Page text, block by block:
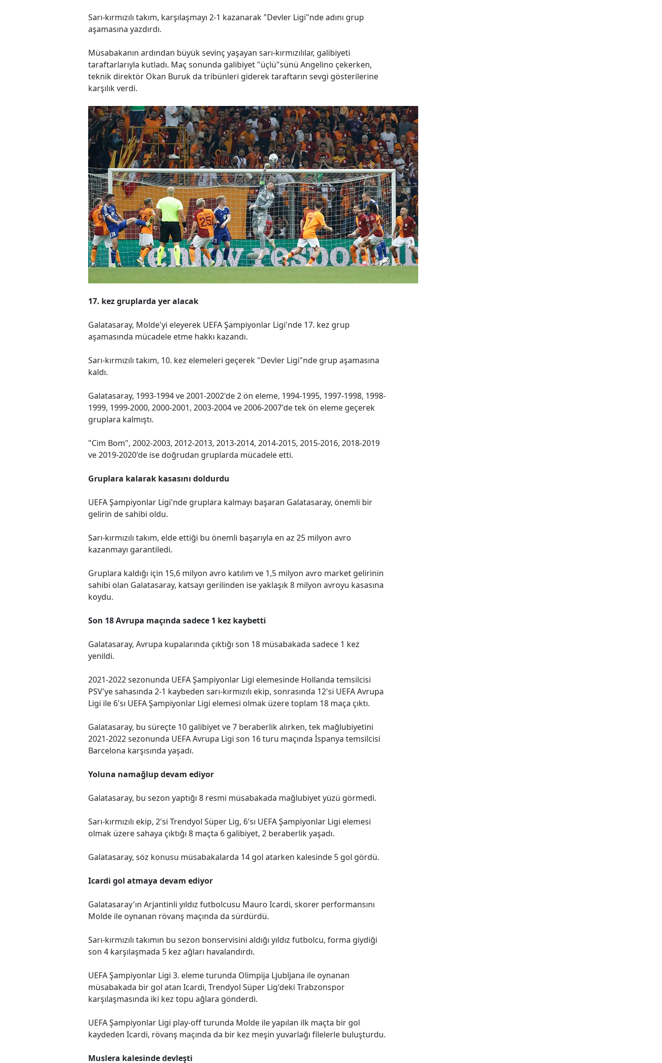
Sarı-kırmızılı takım, karşılaşmayı 2-1 kazanarak "Devler Ligi"nde adını grup
aşamasına yazdırdı.
Müsabakanın ardından büyük sevinç yaşayan sarı-kırmızılılar, galibiyeti
taraftarlarıyla kutladı. Maç sonunda galibiyet "üçlü"sünü Angelino çekerken,
teknik direktör Okan Buruk da tribünleri giderek taraftarın sevgi gösterilerine
karşılık verdi.
17. kez gruplarda yer alacak
Galatasaray, Molde'yi eleyerek UEFA Şampiyonlar Ligi'nde 17. kez grup
aşamasında mücadele etme hakkı kazandı.
Sarı-kırmızılı takım, 10. kez elemeleri geçerek "Devler Ligi"nde grup aşamasına
kaldı.
Galatasaray, 1993-1994 ve 2001-2002'de 2 ön eleme, 1994-1995, 1997-1998, 1998-
1999, 1999-2000, 2000-2001, 2003-2004 ve 2006-2007'de tek ön eleme geçerek
gruplara kalmıştı.
"Cim Bom", 2002-2003, 2012-2013, 2013-2014, 2014-2015, 2015-2016, 2018-2019
ve 2019-2020'de ise doğrudan gruplarda mücadele etti.
Gruplara kalarak kasasını doldurdu
UEFA Şampiyonlar Ligi'nde gruplara kalmayı başaran Galatasaray, önemli bir
gelirin de sahibi oldu.
Sarı-kırmızılı takım, elde ettiği bu önemli başarıyla en az 25 milyon avro
kazanmayı garantiledi.
Gruplara kaldığı için 15,6 milyon avro katılım ve 1,5 milyon avro market gelirinin
sahibi olan Galatasaray, katsayı gerilinden ise yaklaşık 8 milyon avroyu kasasına
koydu.
Son 18 Avrupa maçında sadece 1 kez kaybetti
Galatasaray, Avrupa kupalarında çıktığı son 18 müsabakada sadece 1 kez
yenildi.
2021-2022 sezonunda UEFA Şampiyonlar Ligi elemesinde Hollanda temsilcisi
PSV'ye sahasında 2-1 kaybeden sarı-kırmızılı ekip, sonrasında 12'si UEFA Avrupa
Ligi ile 6'sı UEFA Şampiyonlar Ligi elemesi olmak üzere toplam 18 maça çıktı.
Galatasaray, bu süreçte 10 galibiyet ve 7 beraberlik alırken, tek mağlubiyetini
2021-2022 sezonunda UEFA Avrupa Ligi son 16 turu maçında İspanya temsilcisi
Barcelona karşısında yaşadı.
Yoluna namağlup devam ediyor
Galatasaray, bu sezon yaptığı 8 resmi müsabakada mağlubiyet yüzü görmedi.
Sarı-kırmızılı ekip, 2'si Trendyol Süper Lig, 6'sı UEFA Şampiyonlar Ligi elemesi
olmak üzere sahaya çıktığı 8 maçta 6 galibiyet, 2 beraberlik yaşadı.
Galatasaray, söz konusu müsabakalarda 14 gol atarken kalesinde 5 gol gördü.
Icardi gol atmaya devam ediyor
Galatasaray'ın Arjantinli yıldız futbolcusu Mauro Icardi, skorer performansını
Molde ile oynanan rövanş maçında da sürdürdü.
Sarı-kırmızılı takımın bu sezon bonservisini aldığı yıldız futbolcu, forma giydiği
son 4 karşılaşmada 5 kez ağları havalandırdı.
UEFA Şampiyonlar Ligi 3. eleme turunda Olimpija Ljubljana ile oynanan
müsabakada bir gol atan Icardi, Trendyol Süper Lig'deki Trabzonspor
karşılaşmasında iki kez topu ağlara gönderdi.
UEFA Şampiyonlar Ligi play-off turunda Molde ile yapılan ilk maçta bir gol
kaydeden Icardi, rövanş maçında da bir kez meşin yuvarlağı filelerle buluşturdu.
Muslera kalesinde devleşti